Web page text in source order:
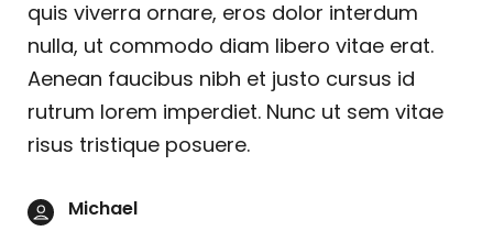
quis viverra ornare, eros dolor interdum
nulla, ut commodo diam libero vitae erat.
Aenean faucibus nibh et justo cursus id
rutrum lorem imperdiet. Nunc ut sem vitae
risus tristique posuere.
Michael